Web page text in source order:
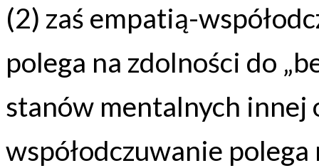
(2) zaś empatią-
polega na zdolności do
stanów mentalnych innej
współodczuwanie